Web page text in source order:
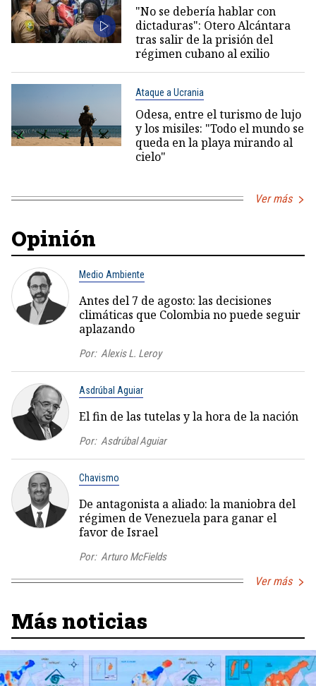
"No se debería hablar con
dictaduras": Otero Alcántara
tras salir de la prisión del
régimen cubano al exilio
Ataque a Ucrania
Odesa, entre el turismo de lujo
y los misiles: "Todo el mundo se
queda en la playa mirando al
cielo"
Ver más
Opinión
Medio Ambiente
Antes del 7 de agosto: las decisiones
climáticas que Colombia no puede seguir
aplazando
Por: Alexis L. Leroy
Asdrúbal Aguiar
El fin de las tutelas y la hora de la nación
Por: Asdrúbal Aguiar
Chavismo
De antagonista a aliado: la maniobra del
régimen de Venezuela para ganar el
favor de Israel
Por: Arturo McFields
Ver más
Más noticias